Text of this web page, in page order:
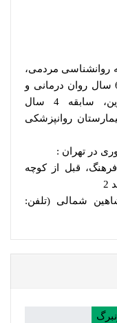
مردمی،
مشاور بالینی، سابقه 6 سال روان درمانی و
مشاوره در مرکز آرین، سابقه 4 سال
روانپزشکی
در تهران :
فرهنگ، قبل از کوچه
شمالی (تلفن: